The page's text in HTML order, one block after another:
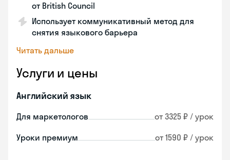
от British Council
Использует коммуникативный метод для
снятия языкового барьера
Читать дальше
Услуги и цены
Английский язык
Для маркетологов от 3325 ₽ / урок
Уроки премиум от 1590 ₽ / урок